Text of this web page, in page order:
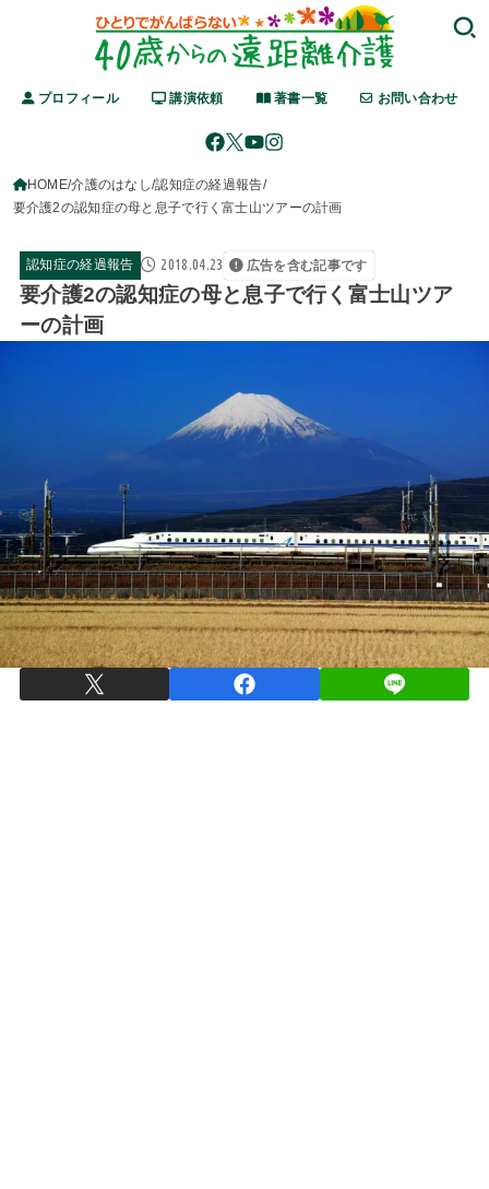
プロフィール 講演依頼 著書一覧 お問い合わせ
HOME 介護のはなし 認知症の経過報告
要介護2の認知症の母と息子で行く富士山ツアーの計画
認知症の経過報告 2018.04.23 広告を含む記事です
要介護2の認知症の母と息子で行く富士山ツア
ーの計画